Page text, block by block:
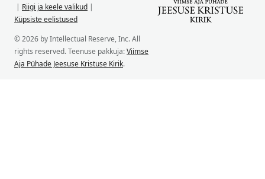
| Riigi ja keele valikud |
Küpsiste eelistused
© 2026 by Intellectual Reserve, Inc. All
rights reserved. Teenuse pakkuja:Viimse
Aja Pühade Jeesuse Kristuse Kirik.